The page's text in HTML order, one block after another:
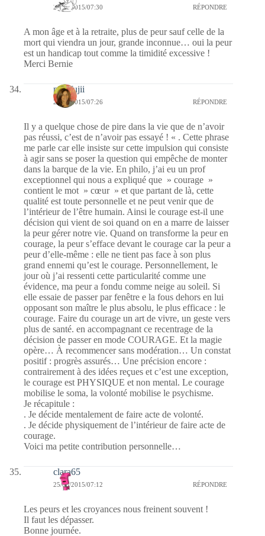
25/08/2015/07:30 RÉPONDRE
A mon âge et à la retraite, plus de peur sauf celle de la
mort qui viendra un jour, grande inconnue… oui la peur
est un handicap tout comme la timidité excessive !
Merci Bernie
missfujii
25/08/2015/07:26 RÉPONDRE
Il y a quelque chose de pire dans la vie que de n’avoir
pas réussi, c’est de n’avoir pas essayé ! « . Cette phrase
me parle car elle insiste sur cette impulsion qui consiste
à agir sans se poser la question qui empêche de monter
dans la barque de la vie. En philo, j’ai eu un prof
exceptionnel qui nous a expliqué que » courage »
contient le mot » cœur » et que partant de là, cette
qualité est toute personnelle et ne peut venir que de
l’intérieur de l’être humain. Ainsi le courage est-il une
décision qui vient de soi quand on en a marre de laisser
la peur gérer notre vie. Quand on transforme la peur en
courage, la peur s’efface devant le courage car la peur a
peur d’elle-même : elle ne tient pas face à son plus
grand ennemi qu’est le courage. Personnellement, le
jour où j’ai ressenti cette particularité comme une
évidence, ma peur a fondu comme neige au soleil. Si
elle essaie de passer par fenêtre e la fous dehors en lui
opposant son maître le plus absolu, le plus efficace : le
courage. Faire du courage un art de vivre, un geste vers
plus de santé. en accompagnant ce recentrage de la
décision de passer en mode COURAGE. Et la magie
opère… À recommencer sans modération… Un constat
positif : progrès assurés… Une précision encore :
contrairement à des idées reçues et c’est une exception,
le courage est PHYSIQUE et non mental. Le courage
mobilise le soma, la volonté mobilise le psychisme.
Je récapitule :
. Je décide mentalement de faire acte de volonté.
. Je décide physiquement de l’intérieur de faire acte de
courage.
Voici ma petite contribution personnelle…
clara65
25/08/2015/07:12 RÉPONDRE
Les peurs et les croyances nous freinent souvent !
Il faut les dépasser.
Bonne journée.